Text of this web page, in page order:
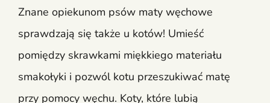
Znane opiekunom psów maty węchowe
sprawdzają się także u kotów! Umieść
pomiędzy skrawkami miękkiego materiału
smakołyki i pozwól kotu przeszukiwać matę
przy pomocy węchu. Koty, które lubią